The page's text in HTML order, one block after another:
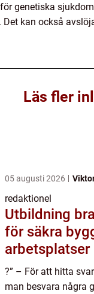
genetiska
kan också
Läs fler
05 augusti 2026
redaktionel
Utbildning
för säkra
arbetsplatser
?” – För att hitta
man besvara några